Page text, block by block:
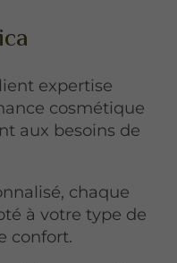
expertise
cosmétique
aux besoins de
chaque
à votre type de
confort.